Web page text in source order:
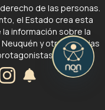
de las personas.
el Estado crea esta
información sobre la
y otras noticias